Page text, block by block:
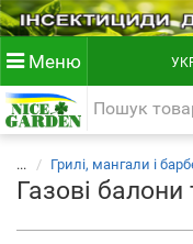
Меню
... Грилі, мангали і
Газові